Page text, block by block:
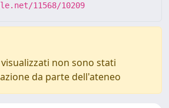
11568/10209
non sono stati
da parte dell'ateneo